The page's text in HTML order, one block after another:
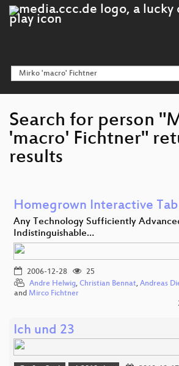
Search for person
'macro' Fichtner"
results
Homegrown Interactive
Any Technology Sufficiently
Indistinguishable…
2006-12-28
25
Andre Helwig, Christian Bennat, Andreas
and Mirco Fichtner
Ich und 23